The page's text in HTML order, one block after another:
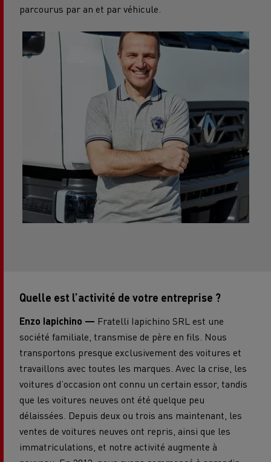
parcourus par an et par véhicule.
Quelle est l’activité de votre entreprise ?
Enzo Iapichino — Fratelli Iapichino SRL est une
société familiale, transmise de père en fils. Nous
transportons presque exclusivement des voitures et
travaillons avec toutes les marques. Avec la crise, les
voitures d’occasion ont connu un certain essor, tandis
que les voitures neuves ont été quelque peu
délaissées. Depuis deux ou trois ans maintenant, les
ventes de voitures neuves ont repris, ainsi que les
immatriculations, et notre activité augmente à